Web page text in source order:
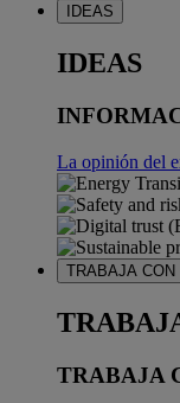
IDEAS
IDEAS
La opinión del
TRABAJA CON
TRABAJA